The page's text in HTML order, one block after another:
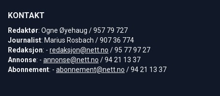
KONTAKT
Redaktør: Ogne Øyehaug / 957 79 727
Journalist: Marius Rosbach / 907 36 774
Redaksjon: - redaksjon@nett.no / 95 77 97 27
Annonse: - annonse@nett.no / 94 21 13 37
Abonnement: - abonnement@nett.no / 94 21 13 37